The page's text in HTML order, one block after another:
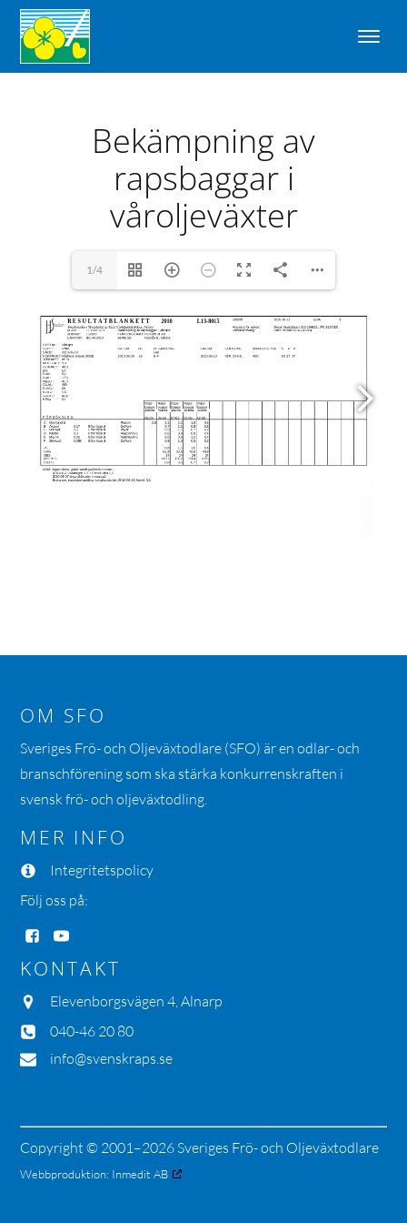
Bekämpning av
rapsbaggar i
våroljeväxter
1/4
OM SFO
Sveriges Frö- och Oljeväxtodlare (SFO) är en odlar- och
branschförening som ska stärka konkurrenskraften i
svensk frö- och oljeväxtodling.
MER INFO
Integritetspolicy
Följ oss på:
KONTAKT
Elevenborgsvägen 4, Alnarp
040-46 20 80
info@svenskraps.se
Copyright © 2001–2026 Sveriges Frö- och Oljeväxtodlare
Webbproduktion: Inmedit AB